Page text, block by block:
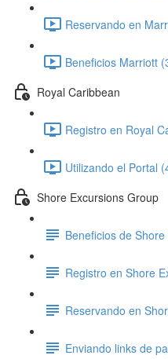
Reservando en
Beneficios Marriott
Royal Caribbean
Registro en Royal
Utilizando el Portal
Shore Excursions Group
Beneficios de
Registro en Shore
Reservando en
Enviando links de